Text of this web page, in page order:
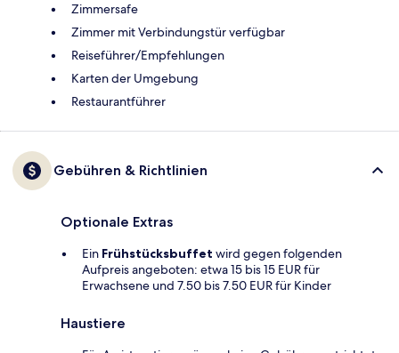
Zimmersafe
Zimmer mit Verbindungstür verfügbar
Reiseführer/Empfehlungen
Karten der Umgebung
Restaurantführer
Gebühren & Richtlinien
Optionale Extras
Ein Frühstücksbuffet wird gegen folgenden
Aufpreis angeboten: etwa 15 bis 15 EUR für
Erwachsene und 7.50 bis 7.50 EUR für Kinder
Haustiere